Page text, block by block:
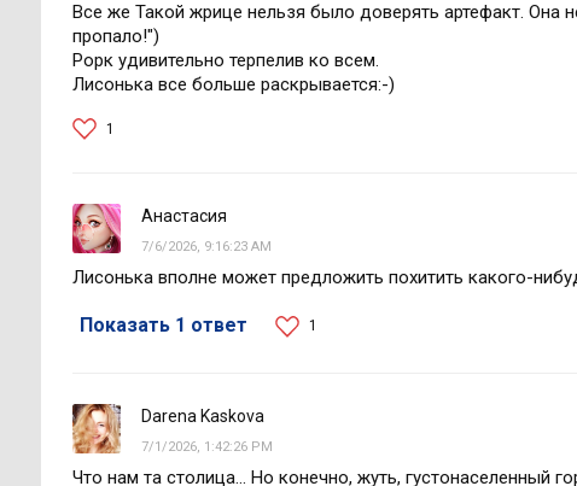
Все же Такой жрице нельзя было доверять артефакт. Она
пропало!")
Рорк удивительно терпелив ко всем.
Лисонька все больше раскрывается:-)
1
Анастасия
7/6/2026, 9:16:23 AM
Лисонька вполне может предложить похитить какого-
Показать 1 ответ 1
Darena Kaskova
7/1/2026, 1:42:26 PM
Что нам та столица... Но конечно, жуть, густонаселенный